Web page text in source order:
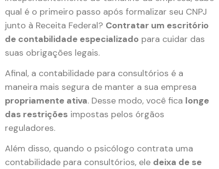
qual é o primeiro passo após formalizar seu CNPJ
junto à Receita Federal? Contratar um escritório
de contabilidade especializado para cuidar das
suas obrigações legais.
Afinal, a contabilidade para consultórios é a
maneira mais segura de manter a sua empresa
propriamente ativa. Desse modo, você fica longe
das restrições impostas pelos órgãos
reguladores.
Além disso, quando o psicólogo contrata uma
contabilidade para consultórios, ele deixa de se